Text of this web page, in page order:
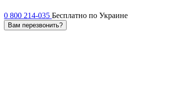
0 800 214-035 Бесплатно по Украине
Вам перезвонить?